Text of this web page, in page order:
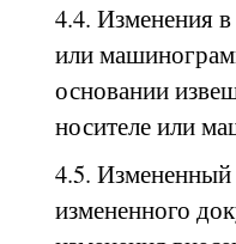
4.4. Изменения
или
основании
носителе или
4.5. Измененный
измененного